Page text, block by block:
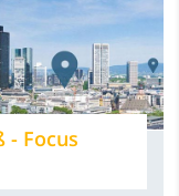
- Focus